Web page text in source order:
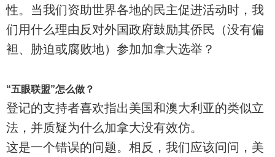
性。当我们资助世界各地的民主促进活动时，我
们用什么理由反对外国政府鼓励其侨民（没有偏
袒、胁迫或腐败地）参加加拿大选举？
“五眼联盟”怎么做？
登记的支持者喜欢指出美国和澳大利亚的类似立
法，并质疑为什么加拿大没有效仿。
这是一个错误的问题。相反，我们应该问问，美